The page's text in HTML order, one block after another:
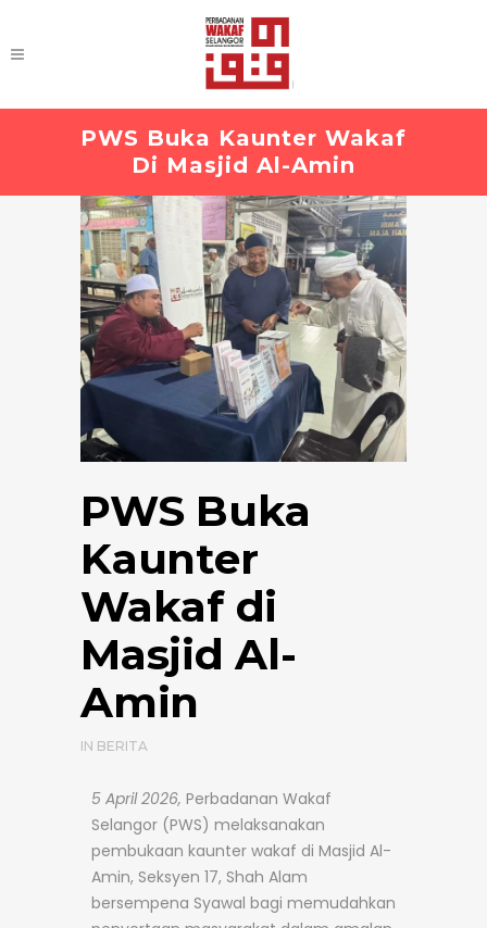
PWS Buka Kaunter Wakaf
Di Masjid Al-Amin
PWS Buka
Kaunter
Wakaf di
Masjid Al-
Amin
IN BERITA
5 April 2026, Perbadanan Wakaf
Selangor (PWS) melaksanakan
pembukaan kaunter wakaf di Masjid Al-
Amin, Seksyen 17, Shah Alam
bersempena Syawal bagi memudahkan